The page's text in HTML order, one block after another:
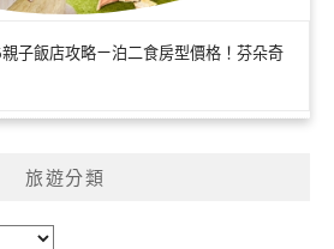
子飯店攻略ㄧ泊二食房型價格！芬朵奇
旅遊分類